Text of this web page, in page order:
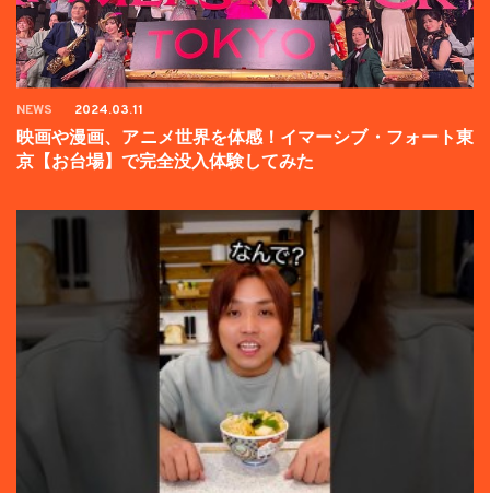
NEWS 2024.03.11
映画や漫画、アニメ世界を体感！イマーシブ・フォート東
京【お台場】で完全没入体験してみた